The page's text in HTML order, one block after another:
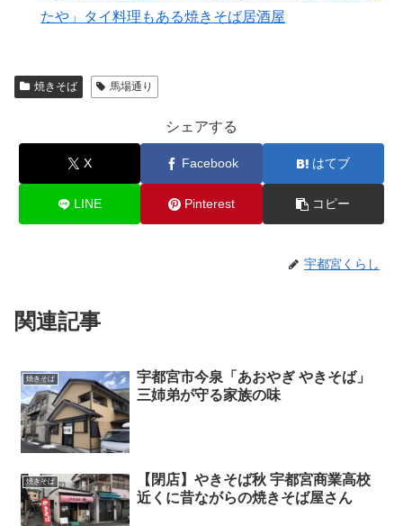
たや」タイ料理もある焼きそば居酒屋
焼きそば 馬場通り
シェアする
X Facebook はてブ
LINE Pinterest コピー
宇都宮くらし
関連記事
焼きそば
宇都宮市今泉「あおやぎ やきそば」
三姉弟が守る家族の味
焼きそば
【閉店】やきそば秋 宇都宮商業高校
近くに昔ながらの焼きそば屋さん